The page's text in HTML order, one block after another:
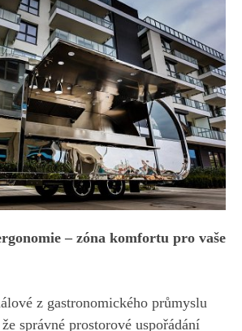
– zóna komfortu pro vaše
z gastronomického průmyslu
správné prostorové uspořádání